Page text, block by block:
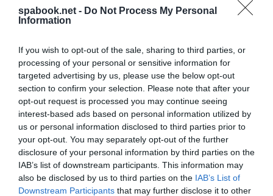
spabook.net - Do Not Process My Personal
Information
If you wish to opt-out of the sale, sharing to third parties, or
processing of your personal or sensitive information for
targeted advertising by us, please use the below opt-out
section to confirm your selection. Please note that after your
opt-out request is processed you may continue seeing
interest-based ads based on personal information utilized by
us or personal information disclosed to third parties prior to
your opt-out. You may separately opt-out of the further
disclosure of your personal information by third parties on the
IAB’s list of downstream participants. This information may
also be disclosed by us to third parties on the IAB’s List of
Downstream Participants that may further disclose it to other
vendéglátóhelyek lehetséges nyitvatartási idejét, és
megemelik az alacsony és a közepes veszélyességi
kategóriába sorolt rendezvényeken történő
részvételi létszám felső határát.
A korlátozások feloldásának második szakasza
március 28-tól lép érvénybe. Ebben a szakaszban
megszűnnek a rendezvények résztvevői létszámára,
illetve a nyitvatartásra vonatkozó korlátozások, és
módosulnak a maszk viselésére vonatkozó előírások
is. Ez utóbbi részleteiről egyelőre nem adtak
tájékoztatást.